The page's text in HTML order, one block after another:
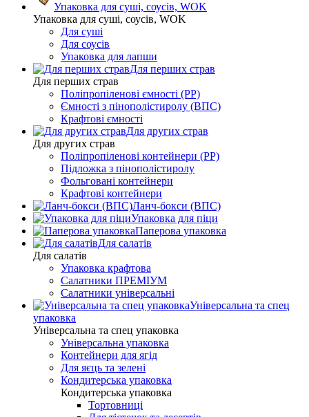
Упаковка для суші, соусів, WOK
Упаковка для суші, соусів, WOK
Для суші
Для соусів
Упаковка для лапши
Для перших страв
Для перших страв
Поліпропіленові ємності (PP)
Ємності з пінополістиролу (ВПС)
Крафтові ємності
Для других страв
Для других страв
Поліпропіленові контейнери (PP)
Підложка з пінополістиролу
Фольговані контейнери
Крафтові контейнери
Ланч-бокси (ВПС)
Упаковка для піци
Паперова упаковка
Для салатів
Для салатів
Упаковка крафтова
Салатники ПРЕМІУМ
Салатники універсальні
Універсальна та спец
упаковка
Універсальна та спец упаковка
Універсальна упаковка
Контейнери для ягід
Для яєць та зелені
Кондитерська упаковка
Кондитерська упаковка
Тортовниці